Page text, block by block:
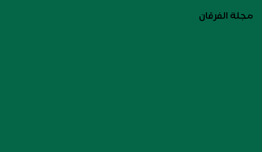
مجلة الفرقان